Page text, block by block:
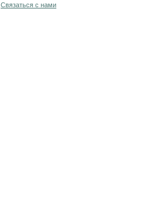
Связаться с нами